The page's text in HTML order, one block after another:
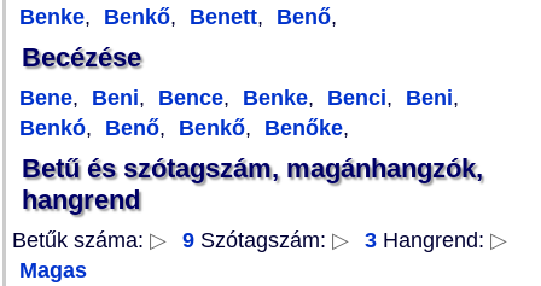
Benke, Benkő, Benett, Benő,
Becézése
Bene, Beni, Bence, Benke, Benci, Beni,
Benkó, Benő, Benkő, Benőke,
Betű és szótagszám, magánhangzók,
hangrend
Betűk száma: ▷ 9 Szótagszám: ▷ 3 Hangrend: ▷
Magas